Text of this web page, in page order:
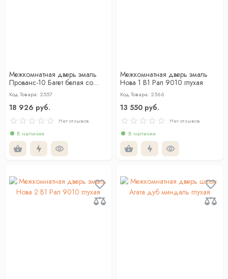
Межкомнатная дверь эмаль
Прованс-10 Багет белая со
стеклом сатинат
Код Товара: 2557
18 926 руб.
Нет отзывов
В наличии
Межкомнатная дверь эмаль
Нова 1 В1 Рал 9010 глухая
Код Товара: 2566
13 550 руб.
Нет отзывов
В наличии